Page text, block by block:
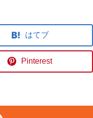
はてブ
Pinterest